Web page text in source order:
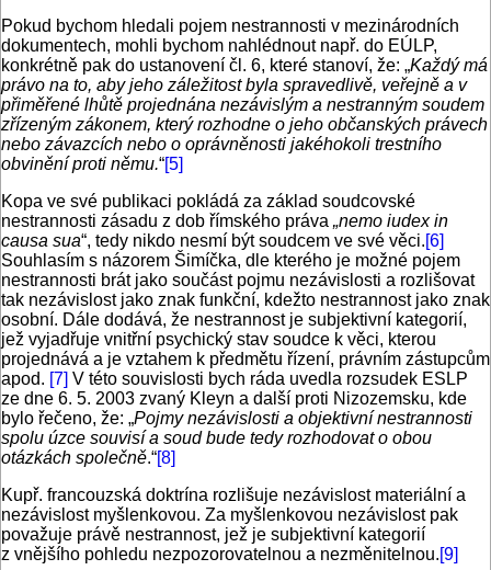
Pokud bychom hledali pojem nestrannosti v mezinárodních
dokumentech, mohli bychom nahlédnout např. do EÚLP,
konkrétně pak do ustanovení čl. 6, které stanoví, že: „Každý má
právo na to, aby jeho záležitost byla spravedlivě, veřejně a v
přiměřené lhůtě projednána nezávislým a nestranným soudem
zřízeným zákonem, který rozhodne o jeho občanských právech
nebo závazcích nebo o oprávněnosti jakéhokoli trestního
obvinění proti němu.“[5]
Kopa ve své publikaci pokládá za základ soudcovské
nestrannosti zásadu z dob římského práva „nemo iudex in
causa sua“, tedy nikdo nesmí být soudcem ve své věci.[6]
Souhlasím s názorem Šimíčka, dle kterého je možné pojem
nestrannosti brát jako součást pojmu nezávislosti a rozlišovat
tak nezávislost jako znak funkční, kdežto nestrannost jako znak
osobní. Dále dodává, že nestrannost je subjektivní kategorií,
jež vyjadřuje vnitřní psychický stav soudce k věci, kterou
projednává a je vztahem k předmětu řízení, právním zástupcům
apod. [7] V této souvislosti bych ráda uvedla rozsudek ESLP
ze dne 6. 5. 2003 zvaný Kleyn a další proti Nizozemsku, kde
bylo řečeno, že: „Pojmy nezávislosti a objektivní nestrannosti
spolu úzce souvisí a soud bude tedy rozhodovat o obou
otázkách společně.“[8]
Kupř. francouzská doktrína rozlišuje nezávislost materiální a
nezávislost myšlenkovou. Za myšlenkovou nezávislost pak
považuje právě nestrannost, jež je subjektivní kategorií
z vnějšího pohledu nezpozorovatelnou a nezměnitelnou.[9]